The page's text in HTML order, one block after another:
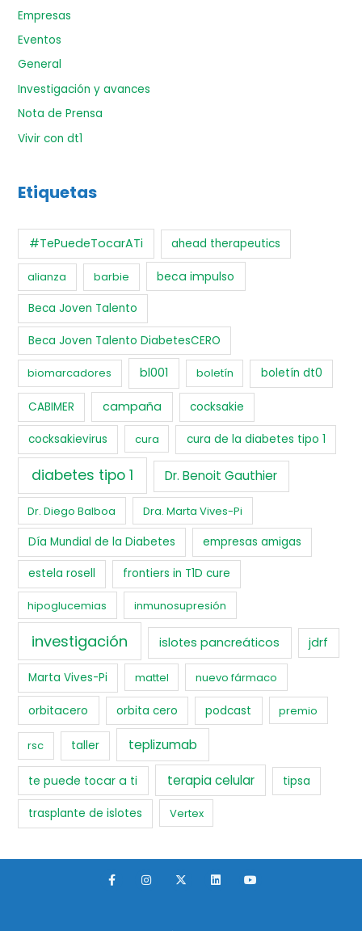
Empresas
Eventos
General
Investigación y avances
Nota de Prensa
Vivir con dt1
Etiquetas
#TePuedeTocarATi ahead therapeutics
alianza barbie beca impulso
Beca Joven Talento
Beca Joven Talento DiabetesCERO
biomarcadores bl001 boletín boletín dt0
CABIMER campaña cocksakie
cocksakievirus cura cura de la diabetes tipo 1
diabetes tipo 1 Dr. Benoit Gauthier
Dr. Diego Balboa Dra. Marta Vives-Pi
Día Mundial de la Diabetes empresas amigas
estela rosell frontiers in T1D cure
hipoglucemias inmunosupresión
investigación islotes pancreáticos jdrf
Marta Vives-Pi mattel nuevo fármaco
orbitacero orbita cero podcast premio
rsc taller teplizumab
te puede tocar a ti terapia celular tipsa
trasplante de islotes Vertex
F
a
I
n
X
-
L
i
Y
o